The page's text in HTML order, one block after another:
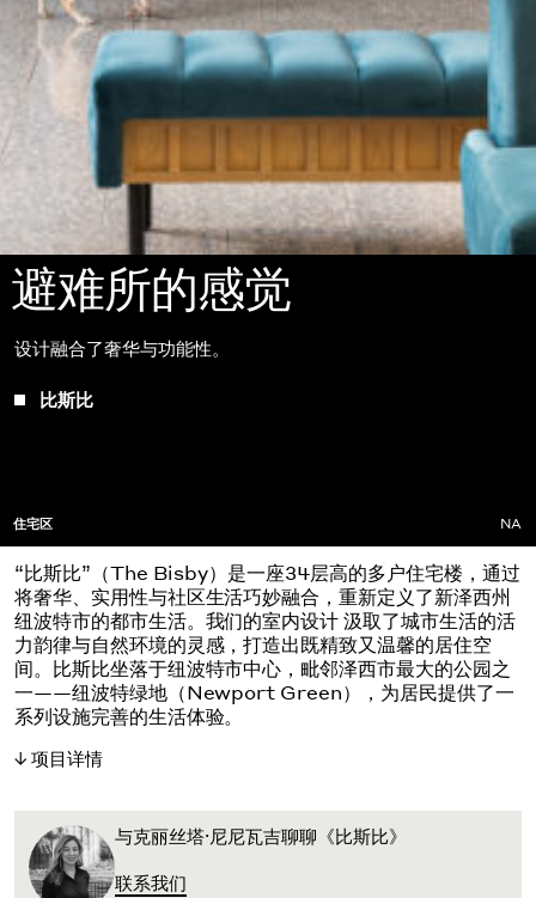
避难所的感觉
设计融合了奢华与功能性。
比斯比
住宅区 NA
“比斯比”（The Bisby）是一座34层高的多户住宅楼，通过
将奢华、实用性与社区生活巧妙融合，重新定义了新泽西州
纽波特市的都市生活。我们的室内设计 汲取了城市生活的活
力韵律与自然环境的灵感，打造出既精致又温馨的居住空
间。比斯比坐落于纽波特市中心，毗邻泽西市最大的公园之
一——纽波特绿地（Newport Green），为居民提供了一
系列设施完善的生活体验。
项目详情
与克丽丝塔·尼尼瓦吉聊聊《比斯比》
联系我们